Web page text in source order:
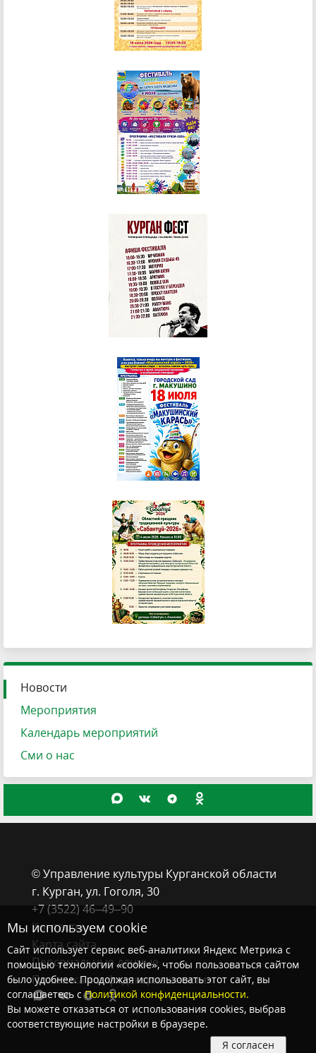
Новости
Мероприятия
Календарь мероприятий
Сми о нас
© Управление культуры Курганской области
г. Курган, ​ул. Гоголя, 30
+7 (3522) 46‒49‒90
Контакты
Карта сайта
Персональные данные
Политика конфиденциальности
Мы используем cookie
Сайт использует сервис веб-аналитики Яндекс Метрика с
помощью технологии «cookie», чтобы пользоваться сайтом
было удобнее. Продолжая использовать этот сайт, вы
соглашаетесь сПолитикой конфиденциальности.
Вы можете отказаться от использования cookies, выбрав
соответствующие настройки в браузере.
Я согласен